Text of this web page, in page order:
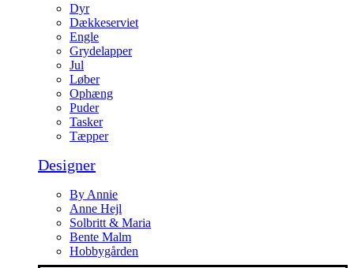
Dyr
Dækkeserviet
Engle
Grydelapper
Jul
Løber
Ophæng
Puder
Tasker
Tæpper
Designer
By Annie
Anne Hejl
Solbritt & Maria
Bente Malm
Hobbygården